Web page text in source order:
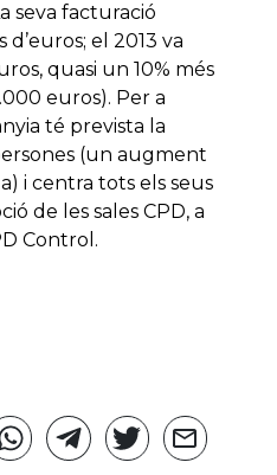
seva facturació
el 2013 va
quasi un 10% més
euros). Per a
té prevista la
(un augment
i centra tots els seus
de les sales CPD, a
Control.